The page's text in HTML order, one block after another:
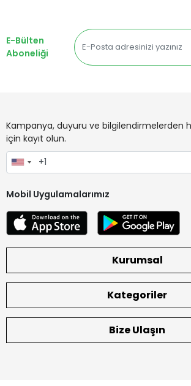
E-Bülten
Aboneliği
Kampanya, duyuru ve bilgilendirmelerden
için kayıt olun.
Mobil Uygulamalarımız
Kurumsal
Kategoriler
Bize Ulaşın